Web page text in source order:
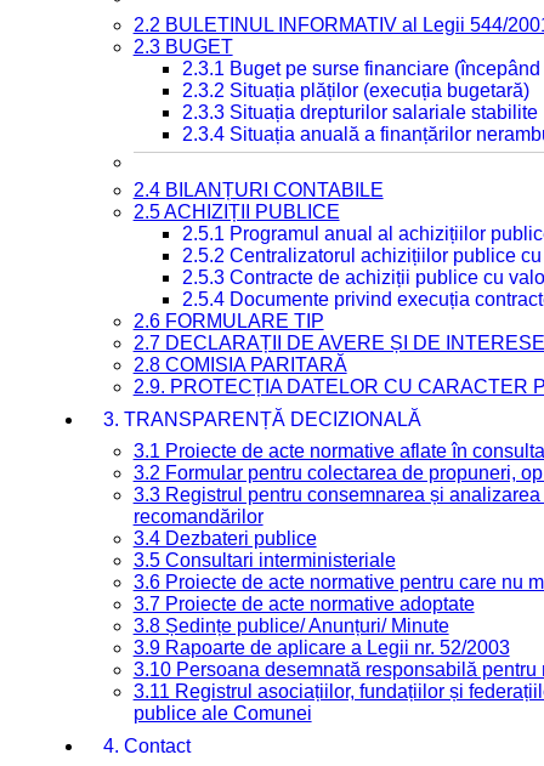
2.2 BULETINUL INFORMATIV al Legii 544/
2.3 BUGET
2.3.1 Buget pe surse financiare
2.3.2 Situația plăților (execuția bugetară)
2.3.3 Situația drepturilor salariale
2.3.4 Situația anuală a finanțărilor
2.4 BILANȚURI CONTABILE
2.5 ACHIZIȚII PUBLICE
2.5.1 Programul anual al achizițiilor
2.5.2 Centralizatorul achizițiilor publice
2.5.3 Contracte de achiziții publice cu
2.5.4 Documente privind execuția
2.6 FORMULARE TIP
2.7 DECLARAȚII DE AVERE ȘI DE INTERESE
2.8 COMISIA PARITARĂ
2.9. PROTECȚIA DATELOR CU CARACTER
3. TRANSPARENȚĂ DECIZIONALĂ
3.1 Proiecte de acte normative aflate în
3.2 Formular pentru colectarea de propuneri,
3.3 Registrul pentru consemnarea și
recomandărilor
3.4 Dezbateri publice
3.5 Consultari interministeriale
3.6 Proiecte de acte normative pentru care nu
3.7 Proiecte de acte normative adoptate
3.8 Ședințe publice/ Anunțuri/ Minute
3.9 Rapoarte de aplicare a Legii nr. 52/2003
3.10 Persoana desemnată responsabilă
3.11 Registrul asociațiilor, fundațiilor și
publice ale Comunei
4. Contact